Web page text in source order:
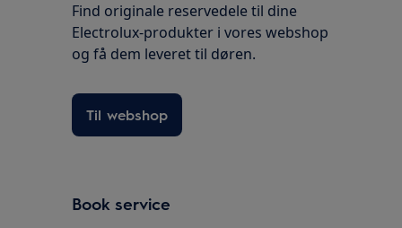
Find originale reservedele til dine
Electrolux-produkter i vores webshop
og få dem leveret til døren.
Til webshop
Book service